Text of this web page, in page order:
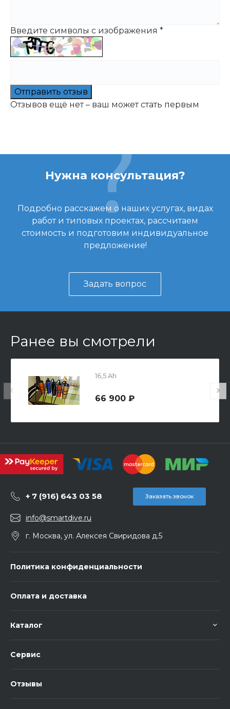
Введите символы с изображения *
Отправить отзыв
Отзывов ещё нет – ваш может стать первым
Нужна консультация?
Подробно расскажем о наших услугах, видах
работ и типовых проектах, рассчитаем
стоимость и подготовим индивидуальное
предложение!
Задать вопрос
Ранее вы смотрели
16,5 Ah
66 900 ₽
+ 7 (916) 643 03 58 Заказать звонок
info@smartdive.ru
г. Москва, ул. Алексея Свиридова д.5
Политика конфиденциальности
Оплата и доставка
Каталог
Сервис
Отзывы